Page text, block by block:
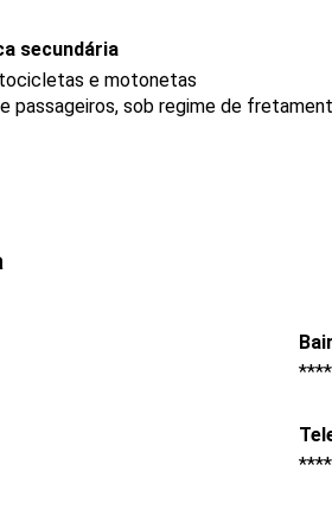
secundária
e motonetas
sob regime de